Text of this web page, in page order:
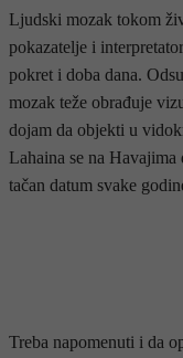
Ljudski mozak tokom
pokazatelje i
pokret i doba dana.
mozak teže obrađuje
dojam da objekti u
Lahaina se na
tačan datum svake
Treba napomenuti i da